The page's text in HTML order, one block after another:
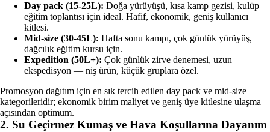
Day pack (15-25L): Doğa yürüyüşü, kısa kamp gezisi, kulüp
eğitim toplantısı için ideal. Hafif, ekonomik, geniş kullanıcı
kitlesi.
Mid-size (30-45L): Hafta sonu kampı, çok günlük yürüyüş,
dağcılık eğitim kursu için.
Expedition (50L+): Çok günlük zirve denemesi, uzun
ekspedisyon — niş ürün, küçük gruplara özel.
Promosyon dağıtım için en sık tercih edilen day pack ve mid-size
kategorileridir; ekonomik birim maliyet ve geniş üye kitlesine ulaşma
açısından optimum.
2. Su Geçirmez Kumaş ve Hava Koşullarına Dayanım